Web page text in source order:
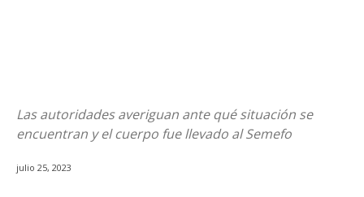
Las autoridades averiguan ante qué situación se
encuentran y el cuerpo fue llevado al Semefo
julio 25, 2023